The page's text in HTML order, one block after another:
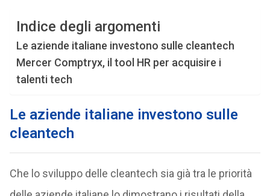
Indice degli argomenti
Le aziende italiane investono sulle cleantech
Mercer Comptryx, il tool HR per acquisire i
talenti tech
Le aziende italiane investono sulle
cleantech
Che lo sviluppo delle cleantech sia già tra le priorità